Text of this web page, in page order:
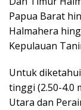
Papua Barat
Halmahera
Kepulauan
Untuk
tinggi (2.50-4.0
Utara dan